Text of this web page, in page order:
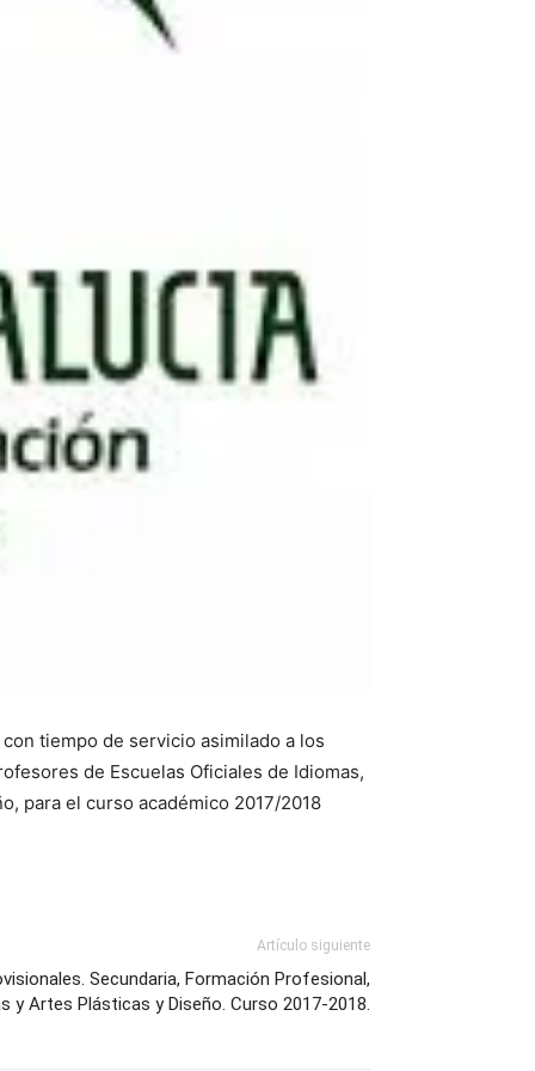
tiempo de servicio asimilado a los
de Escuelas Oficiales de Idiomas,
para el curso académico 2017/2018
Artículo siguiente
Secundaria, Formación Profesional,
y Artes Plásticas y Diseño. Curso 2017-2018.